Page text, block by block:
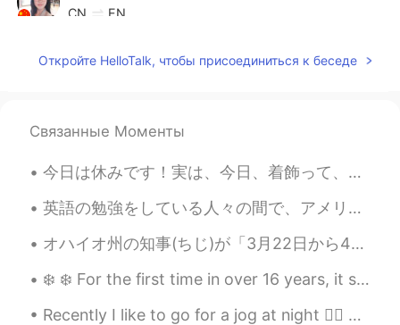
CN EN
can go there.
Откройте HelloTalk, чтобы присоединиться к беседе
Связанные Моменты
今日は休みです！実は、今日、着飾って、化粧して、外行って、買い物したい！女性のものをやりたい！👒👗💄その感じです。でも(大きな「でも」)、めっちゃ暑い！🥵そして、猫ちゃんの寝るのは羨ましい！だか...
英語の勉強をしている人々の間で、アメリカが大好きな人がたくさんいます。 その気持ちがよく理解できます。私も、日本語の勉強をし始めた時に、行ったことがないのに日本が好きでした… が 日本に行...
オハイオ州の知事(ちじ)が「3月22日から4月6日まで家にいるの命令(めいれい)です。」と言いました。でも、私のボスは「私たちの仕事は肝心(かんじん)ですので一般公開に続けます。😑 閉めるといい...
❄️ ❄️ For the first time in over 16 years, it snowed five inches! In Texas, snow is rare! I was b...
Recently I like to go for a jog at night 🏃‍♂️ 最近夜走りに行くのが好きです。 I feel like there's a goal I want ...